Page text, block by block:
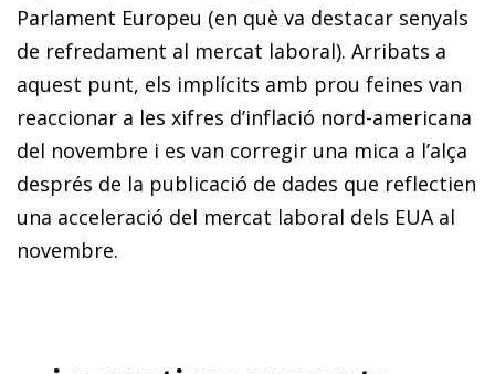
Parlament Europeu (en què va destacar senyals
de refredament al mercat laboral). Arribats a
aquest punt, els implícits amb prou feines van
reaccionar a les xifres d’inflació nord-americana
del novembre i es van corregir una mica a l’alça
després de la publicació de dades que reflectien
una acceleració del mercat laboral dels EUA al
novembre.